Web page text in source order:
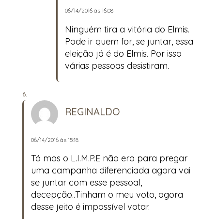
06/14/2016 às 16:08
Ninguém tira a vitória do Elmis.
Pode ir quem for, se juntar, essa
eleição já é do Elmis. Por isso
várias pessoas desistiram.
REGINALDO
06/14/2016 às 15:18
Tá mas o L.I.M.P.E não era para pregar
uma campanha diferenciada agora vai
se juntar com esse pessoal,
decepção..Tinham o meu voto, agora
desse jeito é impossível votar.